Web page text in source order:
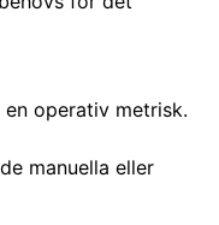
operativ metrisk.
manuella eller